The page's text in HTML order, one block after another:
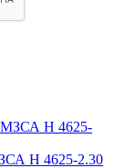
H 4625-2.30